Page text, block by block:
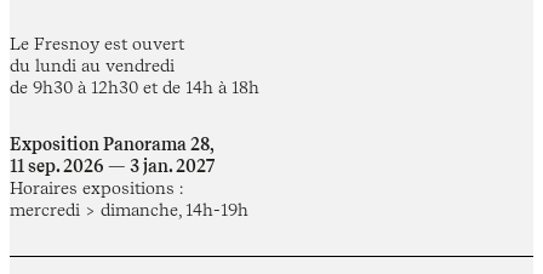
Le Fresnoy est ouvert
du lundi au vendredi
de 9h30 à 12h30 et de 14h à 18h
Exposition Panorama 28,
11 sep. 2026 — 3 jan. 2027
Horaires expositions :
mercredi > dimanche, 14h-19h